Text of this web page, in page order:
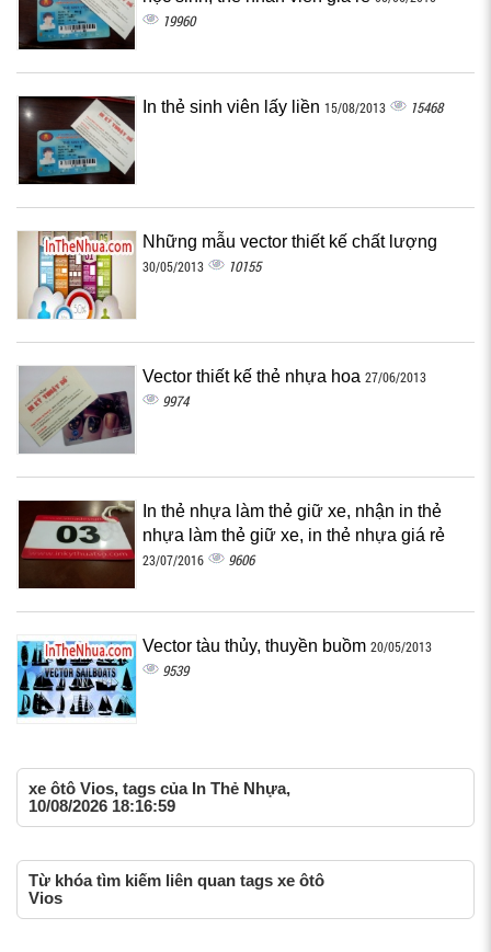
19960
In thẻ sinh viên lấy liền 15/08/2013 15468
Những mẫu vector thiết kế chất lượng
30/05/2013 10155
Vector thiết kế thẻ nhựa hoa 27/06/2013
9974
In thẻ nhựa làm thẻ giữ xe, nhận in thẻ
nhựa làm thẻ giữ xe, in thẻ nhựa giá rẻ
23/07/2016 9606
Vector tàu thủy, thuyền buồm 20/05/2013
9539
xe ôtô Vios, tags của In Thẻ Nhựa,
10/08/2026 18:16:59
Từ khóa tìm kiếm liên quan tags xe ôtô
Vios